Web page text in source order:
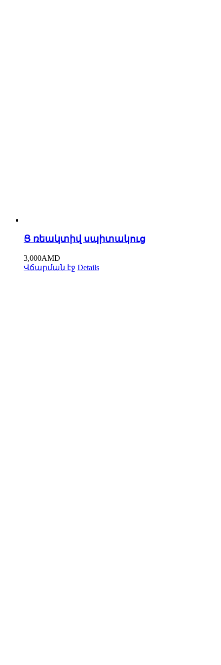
Ց ռեակտիվ սպիտակուց
3,000AMD
Վճարման էջ Details